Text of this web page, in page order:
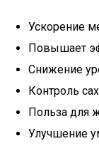
Ускорение
Повышает
Снижение
Контроль
Польза для
Улучшение